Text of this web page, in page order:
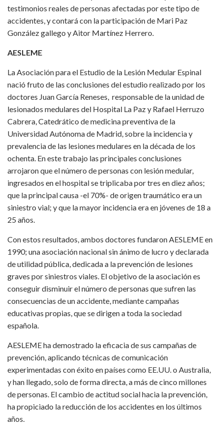
testimonios reales de personas afectadas por este tipo de
accidentes, y contará con la participación de Mari Paz
González gallego y Aitor Martínez Herrero.
AESLEME
La Asociación para el Estudio de la Lesión Medular Espinal
nació fruto de las conclusiones del estudio realizado por los
doctores Juan García Reneses, responsable de la unidad de
lesionados medulares del Hospital La Paz y Rafael Herruzo
Cabrera, Catedrático de medicina preventiva de la
Universidad Autónoma de Madrid, sobre la incidencia y
prevalencia de las lesiones medulares en la década de los
ochenta. En este trabajo las principales conclusiones
arrojaron que el número de personas con lesión medular,
ingresados en el hospital se triplicaba por tres en diez años;
que la principal causa -el 70%- de origen traumático era un
siniestro vial; y que la mayor incidencia era en jóvenes de 18 a
25 años.
Con estos resultados, ambos doctores fundaron AESLEME en
1990; una asociación nacional sin ánimo de lucro y declarada
de utilidad pública, dedicada a la prevención de lesiones
graves por siniestros viales. El objetivo de la asociación es
conseguir disminuir el número de personas que sufren las
consecuencias de un accidente, mediante campañas
educativas propias, que se dirigen a toda la sociedad
española.
AESLEME ha demostrado la eficacia de sus campañas de
prevención, aplicando técnicas de comunicación
experimentadas con éxito en países como EE.UU. o Australia,
y han llegado, solo de forma directa, a más de cinco millones
de personas. El cambio de actitud social hacia la prevención,
ha propiciado la reducción de los accidentes en los últimos
años.